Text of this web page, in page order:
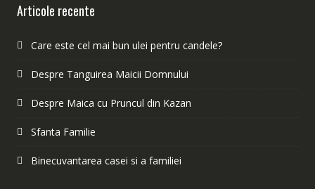
Articole recente
Care este cel mai bun ulei pentru candele?
Despre Tanguirea Maicii Domnului
Despre Maica cu Pruncul din Kazan
Sfanta Familie
Binecuvantarea casei si a familiei